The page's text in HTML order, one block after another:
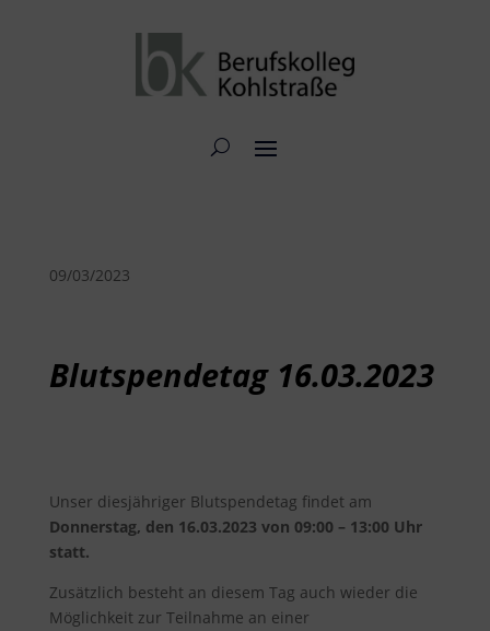
09/03/2023
Blutspendetag 16.03.2023
Unser diesjähriger Blutspendetag findet am
Donnerstag, den 16.03.2023 von 09:00 – 13:00 Uhr
statt.
Zusätzlich besteht an diesem Tag auch wieder die
Möglichkeit zur Teilnahme an einer